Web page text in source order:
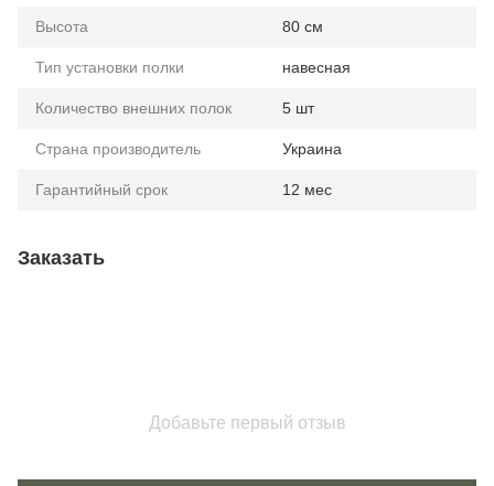
Высота 80 см
Тип установки полки навесная
Количество внешних полок 5 шт
Страна производитель Украина
Гарантийный срок 12 мес
Заказать
Добавьте первый отзыв